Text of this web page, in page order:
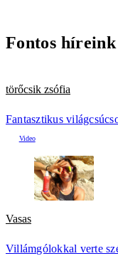
Fontos híreink
törőcsik zsófia
Fantasztikus
Vasas
Villámgólokkal verte